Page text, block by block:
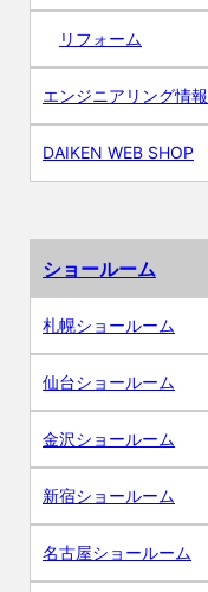
リフォーム
エンジニアリング情報
DAIKEN WEB SHOP
ショールーム
札幌ショールーム
仙台ショールーム
金沢ショールーム
新宿ショールーム
名古屋ショールーム